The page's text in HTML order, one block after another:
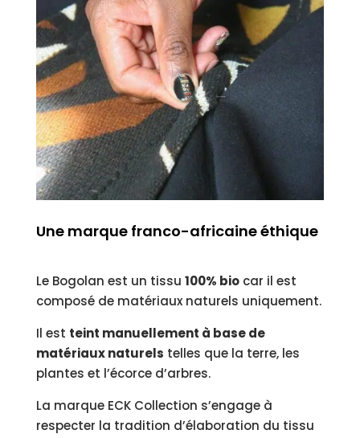
Une marque franco-africaine éthique
Le Bogolan est un tissu 100% biocar il est
composé de matériaux naturels uniquement.
Il est teint manuellement à base de
matériaux naturels telles que la terre, les
plantes et l’écorce d’arbres.
La marque ECK Collection s’engage à
respecter la tradition d’élaboration du tissu